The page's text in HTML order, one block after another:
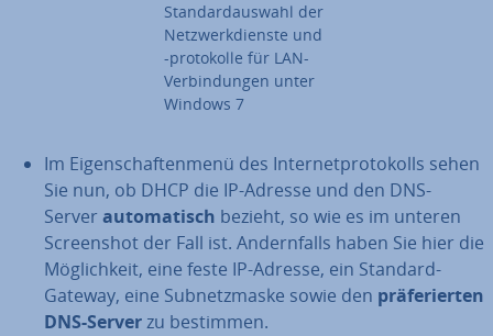
Stan­dard­aus­wahl der
Netz­werk­diens­te und
-pro­to­kol­le für LAN-
Ver­bin­dun­gen unter
Windows 7
Im Ei­gen­schaf­ten­me­nü des In­ter­net­pro­to­kolls sehen
Sie nun, ob DHCP die IP-Adresse und den DNS-
Server au­to­ma­tisch bezieht, so wie es im unteren
Screen­shot der Fall ist. An­dern­falls haben Sie hier die
Mög­lich­keit, eine feste IP-Adresse, ein Standard-
Gateway, eine Sub­netz­mas­ke sowie den prä­fe­rier­ten
DNS-Serverzu bestimmen.